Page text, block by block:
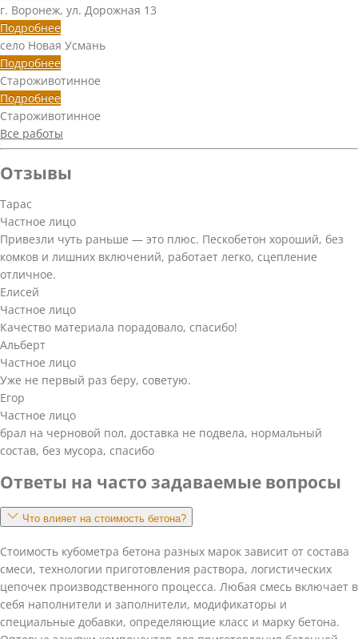
г. Воронеж, ул. Дорожная 13
Подробнее
село Новая Усмань
Подробнее
Староживотинное
Подробнее
Староживотинное
Все работы
Отзывы
Тарас
Частное лицо
Привезли чуть раньше — это плюс. Пескобетон хороший, без
комков и лишних включений, работает легко, сцепление
отличное.
Елисей
Частное лицо
Качество материала порадовало, спасибо!
Альберт
Частное лицо
Уже не первый раз беру, советую.
Егор
Частное лицо
брал на черновой пол, доставка не подвела, нормальный
состав, без мусора, спасибо
Ответы на часто задаваемые вопросы
Что влияет на стоимость бетона?
Стоимость кубометра бетона разных марок зависит от состава
смеси, технологии приготовления раствора, логистических
цепочек производственного процесса. Любая смесь включает в
себя наполнители и заполнители, модификаторы и
специальные добавки, определяющие класс и марку бетона.